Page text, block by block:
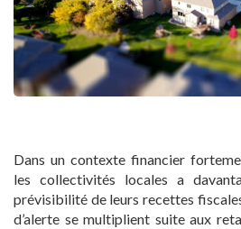
Dans un contexte financier
les collectivités locales a
prévisibilité de leurs recettes
d’alerte se multiplient suite aux